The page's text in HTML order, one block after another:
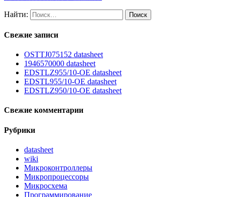
Найти:
Свежие записи
OSTTJ075152 datasheet
1946570000 datasheet
EDSTLZ955/10-OE datasheet
EDSTL955/10-OE datasheet
EDSTLZ950/10-OE datasheet
Свежие комментарии
Рубрики
datasheet
wiki
Микроконтроллеры
Микропроцессоры
Микросхема
Программирование